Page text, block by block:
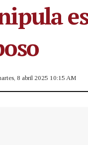
8 abril 2025 10:15 AM